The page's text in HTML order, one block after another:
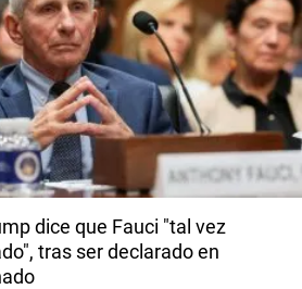
dice que Fauci "tal vez
tras ser declarado en